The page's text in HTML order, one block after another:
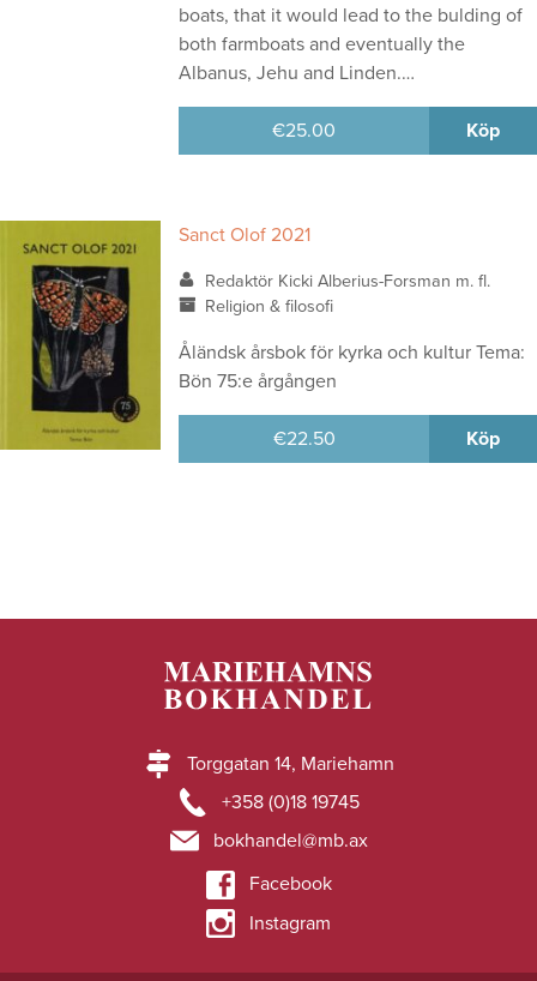
boats, that it would lead to the bulding of
both farmboats and eventually the
Albanus, Jehu and Linden.…
€25.00 Köp
Sanct Olof 2021
Redaktör Kicki Alberius-Forsman m. fl.
Religion & filosofi
Åländsk årsbok för kyrka och kultur Tema:
Bön 75:e årgången
€22.50 Köp
Torggatan 14, Mariehamn
+358 (0)18 19745
bokhandel@mb.ax
Facebook
Instagram